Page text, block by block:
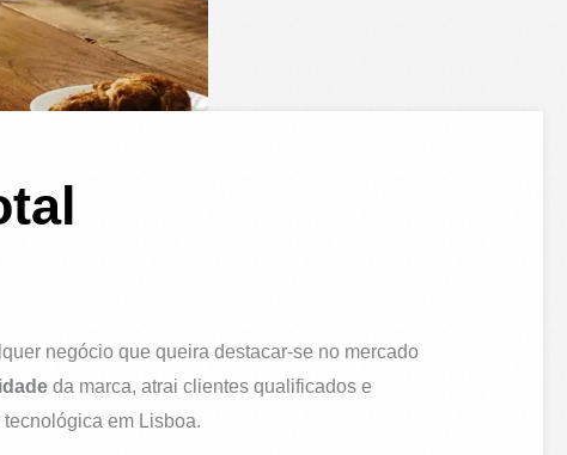
negócio que queira destacar-se no mercado
da marca, atrai clientes qualificados e
em Lisboa.